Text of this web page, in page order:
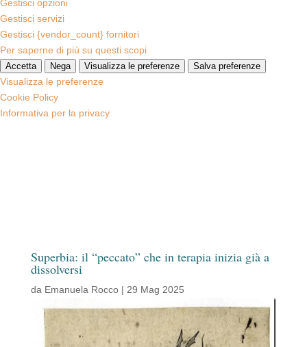
Gestisci opzioni
Gestisci servizi
Gestisci {vendor_count} fornitori
Per saperne di più su questi scopi
Accetta Nega Visualizza le preferenze Salva preferenze
Visualizza le preferenze
Cookie Policy
Informativa per la privacy
Superbia: il “peccato” che in terapia inizia già a
dissolversi
da Emanuela Rocco| 29 Mag 2025